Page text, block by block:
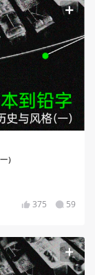
）
375 59